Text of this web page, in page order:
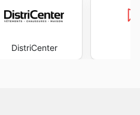
DistriCenter